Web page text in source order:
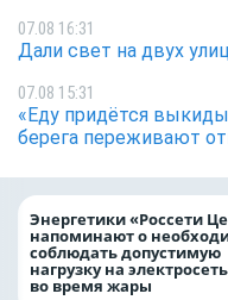
07.08 16:31
Дали свет на двух
07.08 15:31
«Еду придётся
берега переживают
Энергетики «Россети
напоминают о
соблюдать допустимую
нагрузку на электросеть
во время жары